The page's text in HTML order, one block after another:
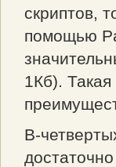
скриптов,
помощью
1Кб).
В-